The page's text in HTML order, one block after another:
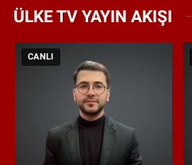
ÜLKE TV YAYIN AKIŞI
CANLI